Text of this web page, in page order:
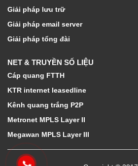
Giải pháp lưu trữ
Giải pháp email server
Giải pháp tổng đài
NET & TRUYỀN SỐ LIỆU
Cáp quang FTTH
KTR internet leasedline
Kênh quang trắng P2P
Metronet MPLS Layer II
Megawan MPLS Layer III